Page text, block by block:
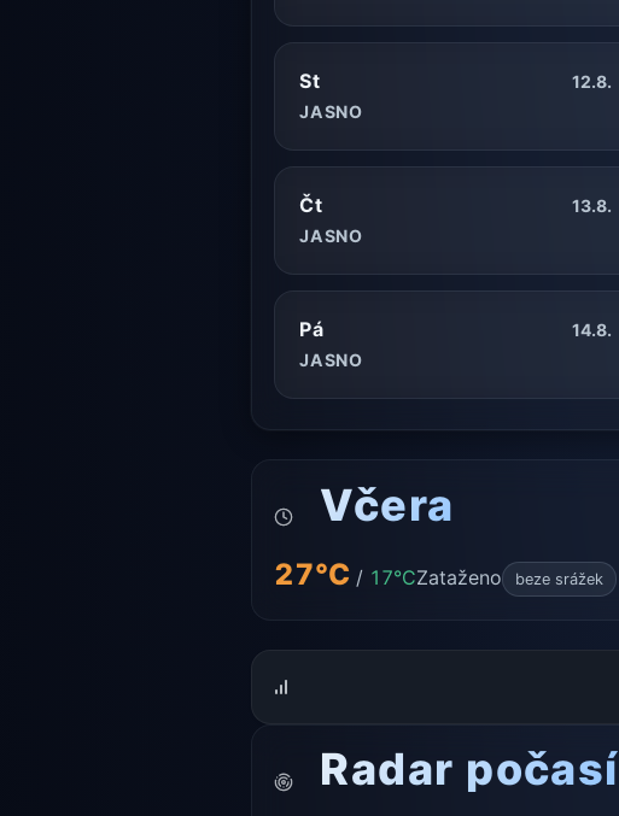
St
12.8.
JASNO
Čt
13.8.
JASNO
Pá
14.8.
JASNO
Včera
27°C / 17°CZataženo beze srážek
Radar počasí